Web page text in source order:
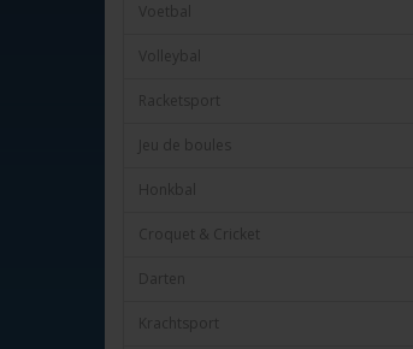
Voetbal
Volleybal
Racketsport
Jeu de boules
Honkbal
Croquet & Cricket
Darten
Krachtsport